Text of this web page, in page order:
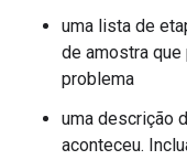
uma lista de
de amostra
problema
uma descrição
aconteceu.